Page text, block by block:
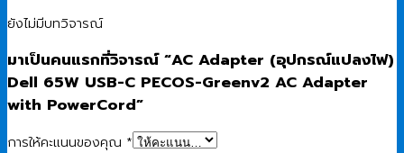
ยังไม่มีบทวิจารณ์
มาเป็นคนแรกที่วิจารณ์ “AC Adapter (อุปกรณ์แปลงไฟ)
Dell 65W USB-C PECOS-Greenv2 AC Adapter
with PowerCord”
การให้คะแนนของคุณ *